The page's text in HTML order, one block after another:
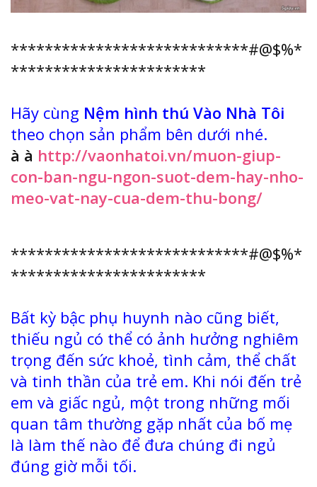
****************************#@$%*
***********************
Hãy cùng Nệm hình thú Vào Nhà Tôi
theo chọn sản phẩm bên dưới nhé.
à à http://vaonhatoi.vn/muon-giup-
con-ban-ngu-ngon-suot-dem-hay-nho-
meo-vat-nay-cua-dem-thu-bong/
****************************#@$%*
***********************
Bất kỳ bậc phụ huynh nào cũng biết,
thiếu ngủ có thể có ảnh hưởng nghiêm
trọng đến sức khoẻ, tình cảm, thể chất
và tinh thần của trẻ em. Khi nói đến trẻ
em và giấc ngủ, một trong những mối
quan tâm thường gặp nhất của bố mẹ
là làm thế nào để đưa chúng đi ngủ
đúng giờ mỗi tối.